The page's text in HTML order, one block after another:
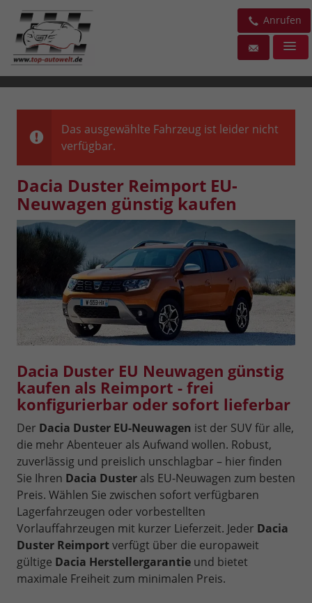
Anrufen
Das ausgewählte Fahrzeug ist leider nicht
verfügbar.
Dacia Duster Reimport EU-
Neuwagen günstig kaufen
Dacia Duster EU Neuwagen günstig
kaufen als Reimport - frei
konfigurierbar oder sofort lieferbar
Der Dacia Duster EU-Neuwagen ist der SUV für alle,
die mehr Abenteuer als Aufwand wollen. Robust,
zuverlässig und preislich unschlagbar – hier finden
Sie Ihren Dacia Duster als EU-Neuwagen zum besten
Preis. Wählen Sie zwischen sofort verfügbaren
Lagerfahrzeugen oder vorbestellten
Vorlauffahrzeugen mit kurzer Lieferzeit. Jeder Dacia
Duster Reimportverfügt über die europaweit
gültige Dacia Herstellergarantie und bietet
maximale Freiheit zum minimalen Preis.